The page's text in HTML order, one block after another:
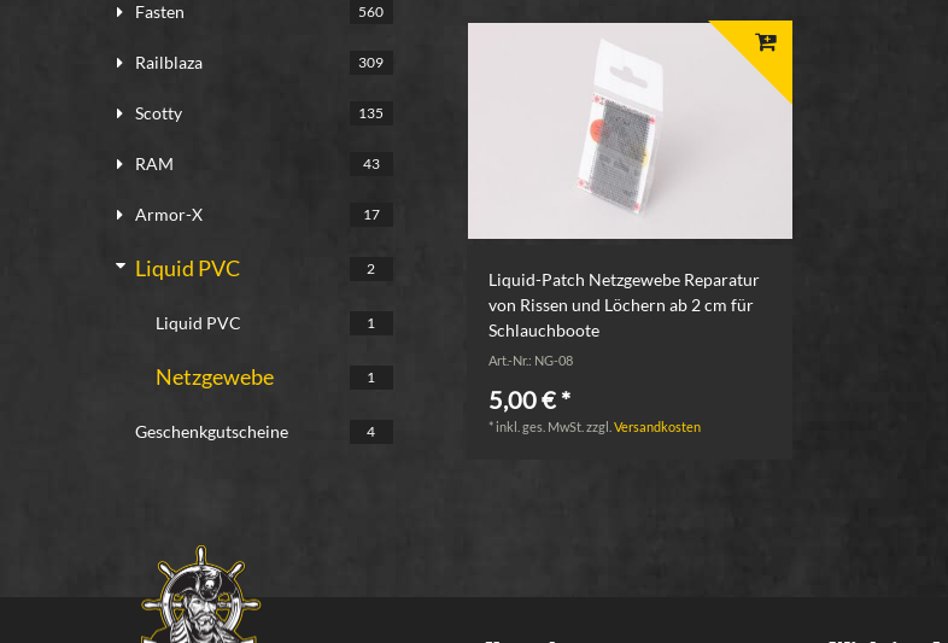
Fasten 560
Railblaza 309
Scotty 135
RAM 43
Armor-X 17
Liquid PVC 2
Liquid PVC 1
Netzgewebe 1
Geschenkgutscheine 4
Liquid-Patch Netzgewebe Reparatur
von Rissen und Löchern ab 2 cm für
Schlauchboote
Art.-Nr.: NG-08
5,00 € *
* inkl. ges. MwSt. zzgl.Versandkosten